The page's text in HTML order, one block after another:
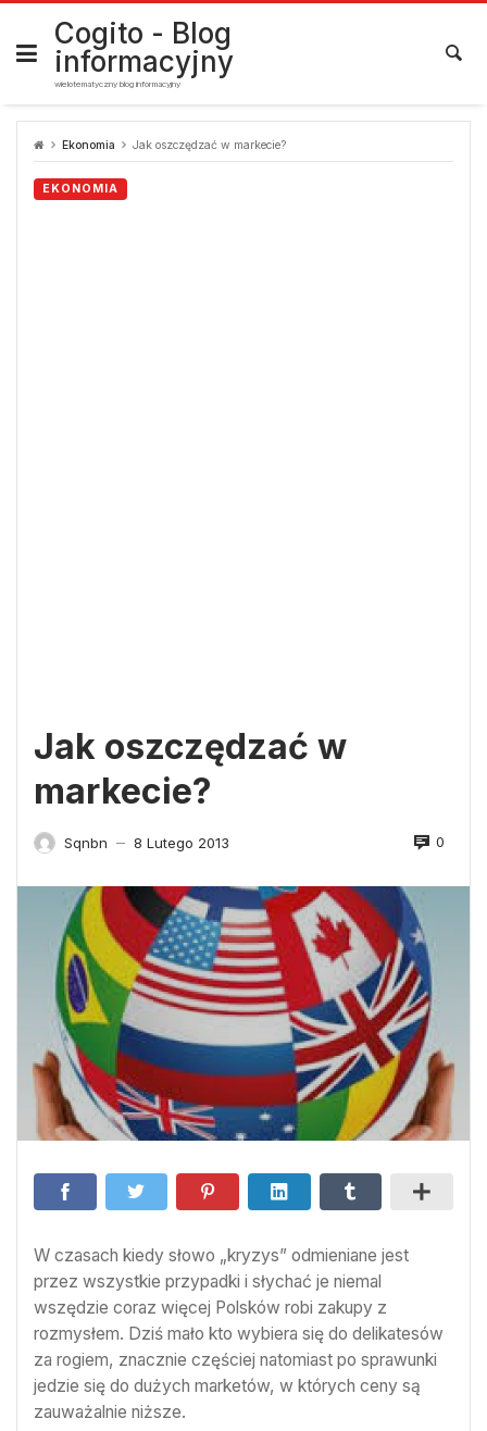
Skip
content
Cogito - Blog
informacyjny
wielotematyczny blog informacyjny
Ekonomia Jak oszczędzać w markecie?
EKONOMIA
Jak oszczędzać w
markecie?
Sqnbn — 8 Lutego 2013 0
W czasach kiedy słowo „kryzys” odmieniane jest
przez wszystkie przypadki i słychać je niemal
wszędzie coraz więcej Polsków robi zakupy z
rozmysłem. Dziś mało kto wybiera się do delikatesów
za rogiem, znacznie częściej natomiast po sprawunki
jedzie się do dużych marketów, w których ceny są
zauważalnie niższe.